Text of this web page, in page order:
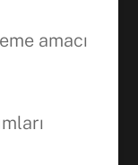
amacı